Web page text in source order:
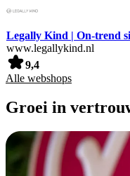
Legally Kind | On-trend
www.legallykind.nl
9,4
Alle webshops
Groei in